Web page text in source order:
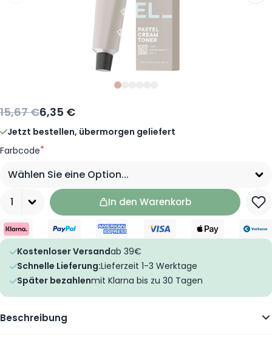
Slide
15,67 €6,35 €
Jetzt bestellen, übermorgen geliefert
Farbcode*
In den Warenkorb
Kostenloser Versandab 39€
Schnelle Lieferung:Lieferzeit 1-3 Werktage
Später bezahlenmit Klarna bis zu 30 Tagen
Beschreibung